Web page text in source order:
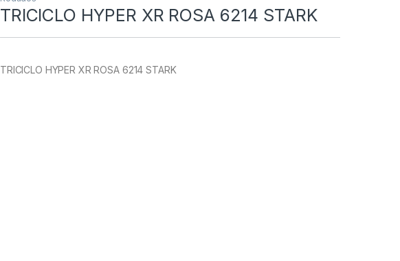
TRICICLO HYPER XR ROSA 6214 STARK
TRICICLO HYPER XR ROSA 6214 STARK